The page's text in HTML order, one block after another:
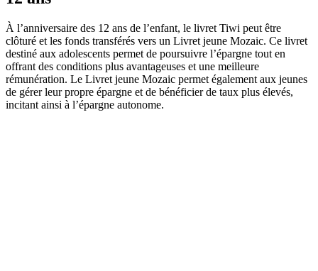
À l’anniversaire des 12 ans de l’enfant, le livret Tiwi peut être
clôturé et les fonds transférés vers un Livret jeune Mozaic. Ce livret
destiné aux adolescents permet de poursuivre l’épargne tout en
offrant des conditions plus avantageuses et une meilleure
rémunération. Le Livret jeune Mozaic permet également aux jeunes
de gérer leur propre épargne et de bénéficier de taux plus élevés,
incitant ainsi à l’épargne autonome.